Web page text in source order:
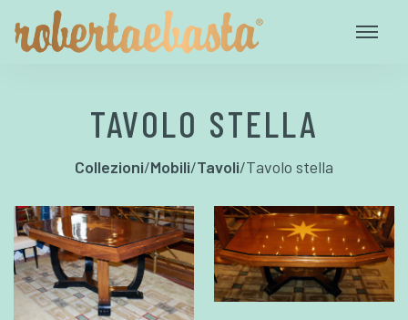
TAVOLO STELLA
Collezioni/Mobili/Tavoli/Tavolo stella